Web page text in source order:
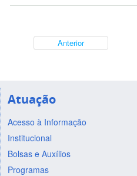
Anterior
Atuação
Acesso à Informação
Institucional
Bolsas e Auxílios
Programas